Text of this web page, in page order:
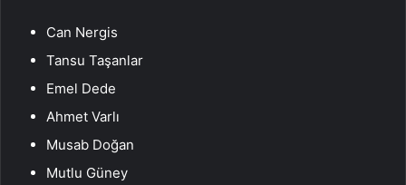
Can Nergis
Tansu Taşanlar
Emel Dede
Ahmet Varlı
Musab Doğan
Mutlu Güney